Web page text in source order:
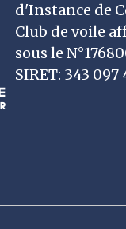
d'Instance de
Club de voile
sous le
SIRET: 343